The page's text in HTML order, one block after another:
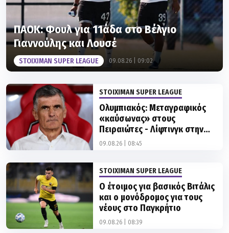
ΠΑΟΚ: Φουλ για 11άδα στο Βέλγιο
Γιαννούλης και Λουσέ
STOIXIMAN SUPER LEAGUE 09.08.26 | 09:02
STOIXIMAN SUPER LEAGUE
«καύσωνας» στους
Πειραιώτες - Λίφτινγκ στην
11άδα από τον Μεντιλίμπαρ
09.08.26 | 08:45
STOIXIMAN SUPER LEAGUE
και ο μονόδρομος για τους
νέους στο Παγκρήτιο
09.08.26 | 08:39
STOIXIMAN SUPER LEAGUE